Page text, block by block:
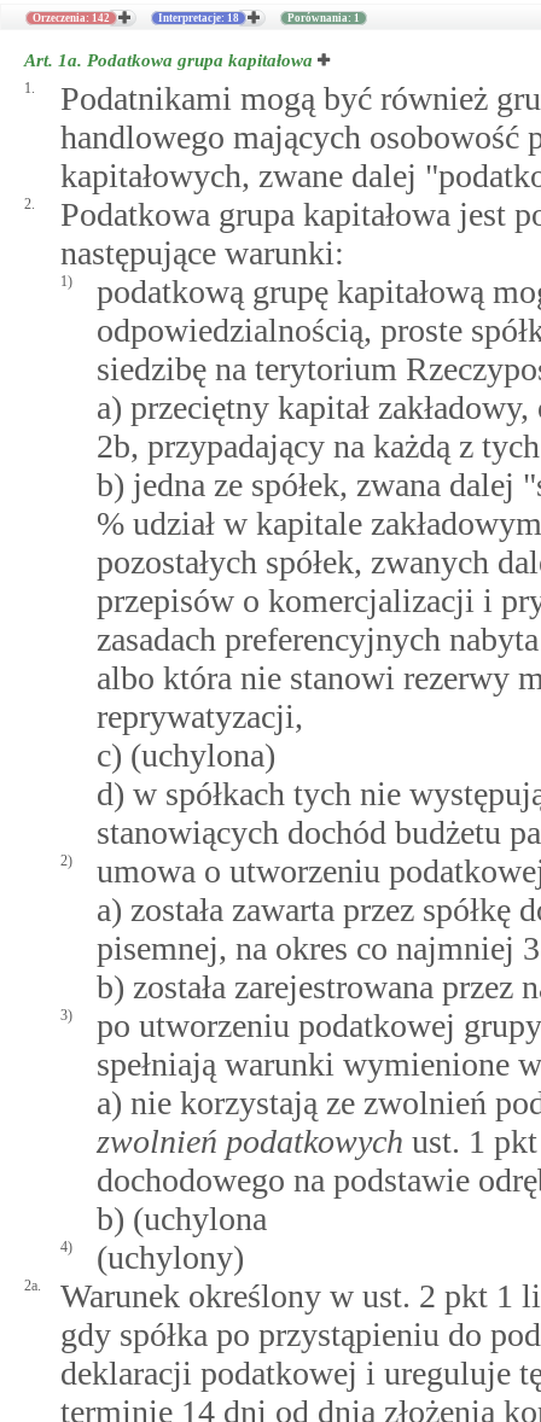
Orzeczenia: 142 Interpretacje: 18 Porównania: 1
Art. 1a. Podatkowa grupa kapitałowa
1.
Podatnikami mogą być również
handlowego mających osobowość
kapitałowych, zwane dalej
2.
Podatkowa grupa kapitałowa jest
następujące warunki:
1)
podatkową grupę kapitałową
odpowiedzialnością, proste
siedzibę na terytorium
a) przeciętny kapitał
2b, przypadający na każdą z
b) jedna ze spółek, zwana dalej
% udział w kapitale
pozostałych spółek, zwanych
przepisów o komercjalizacji i
zasadach preferencyjnych
albo która nie stanowi rezerwy
reprywatyzacji,
c) (uchylona)
d) w spółkach tych nie
stanowiących dochód budżetu
2)
umowa o utworzeniu
a) została zawarta przez
pisemnej, na okres co najmniej
b) została zarejestrowana przez
3)
po utworzeniu podatkowej
spełniają warunki wymienione
a) nie korzystają ze zwolnień
zwolnień podatkowych ust. 1
dochodowego na podstawie
b) (uchylona
4) (uchylony)
2a.
Warunek określony w ust. 2 pkt 1
gdy spółka po przystąpieniu do
deklaracji podatkowej i ureguluje
terminie 14 dni od dnia złożenia